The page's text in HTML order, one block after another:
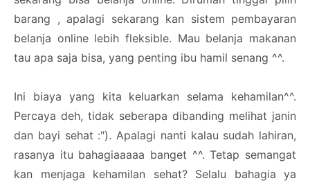
barang , apalagi sekarang kan sistem pembayaran
belanja online lebih fleksible. Mau belanja makanan
tau apa saja bisa, yang penting ibu hamil senang ^^.
Ini biaya yang kita keluarkan selama kehamilan^^.
Percaya deh, tidak seberapa dibanding melihat janin
dan bayi sehat :"). Apalagi nanti kalau sudah lahiran,
rasanya itu bahagiaaaaa banget ^^. Tetap semangat
kan menjaga kehamilan sehat? Selalu bahagia ya